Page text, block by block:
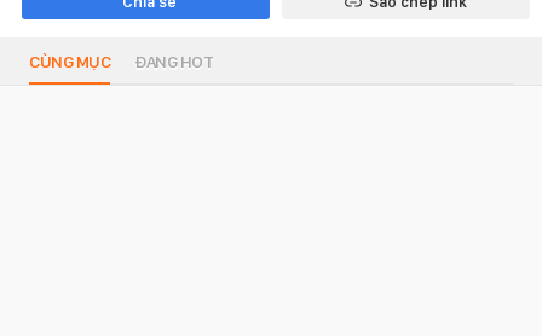
CÙNG MỤC ĐANG HOT